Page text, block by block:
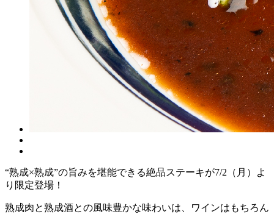
“熟成×熟成”の旨みを堪能できる絶品ステーキが7/2（月）よ
り限定登場！
熟成肉と熟成酒との風味豊かな味わいは、ワインはもちろん